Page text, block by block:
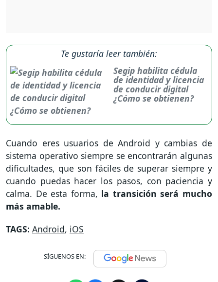
Te gustaría leer también:
Segip habilita cédula
de identidad y licencia
de conducir digital
¿Cómo se obtienen?
Cuando eres usuarios de Android y cambias de
sistema operativo siempre se encontrarán algunas
dificultades, que son fáciles de superar siempre y
cuando puedas hacer los pasos, con paciencia y
calma. De esta forma, la transición será mucho
más amable.
TAGS: Android, iOS
SÍGUENOS EN: